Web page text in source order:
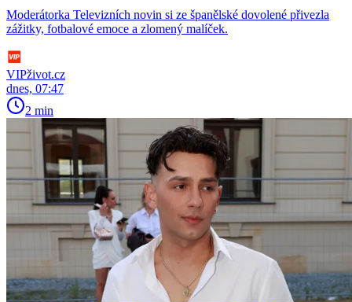
Moderátorka Televizních novin si ze španělské dovolené přivezla
zážitky, fotbalové emoce a zlomený malíček.
VIPživot.cz
dnes, 07:47
2 min